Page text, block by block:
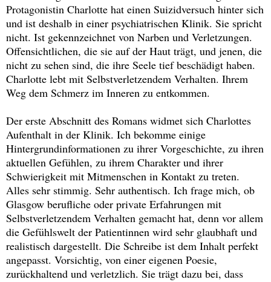
Protagonistin Charlotte hat einen Suizidversuch hinter sich
und ist deshalb in einer psychiatrischen Klinik. Sie spricht
nicht. Ist gekennzeichnet von Narben und Verletzungen.
Offensichtlichen, die sie auf der Haut trägt, und jenen, die
nicht zu sehen sind, die ihre Seele tief beschädigt haben.
Charlotte lebt mit Selbstverletzendem Verhalten. Ihrem
Weg dem Schmerz im Inneren zu entkommen.
Der erste Abschnitt des Romans widmet sich Charlottes
Aufenthalt in der Klinik. Ich bekomme einige
Hintergrundinformationen zu ihrer Vorgeschichte, zu ihren
aktuellen Gefühlen, zu ihrem Charakter und ihrer
Schwierigkeit mit Mitmenschen in Kontakt zu treten.
Alles sehr stimmig. Sehr authentisch. Ich frage mich, ob
Glasgow berufliche oder private Erfahrungen mit
Selbstverletzendem Verhalten gemacht hat, denn vor allem
die Gefühlswelt der Patientinnen wird sehr glaubhaft und
realistisch dargestellt. Die Schreibe ist dem Inhalt perfekt
angepasst. Vorsichtig, von einer eigenen Poesie,
zurückhaltend und verletzlich. Sie trägt dazu bei, dass